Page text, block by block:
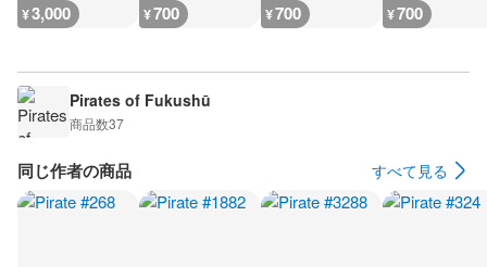
¥3,000 ¥700 ¥700 ¥700
Pirates of Fukushū
商品数37
同じ作者の商品 すべて見る